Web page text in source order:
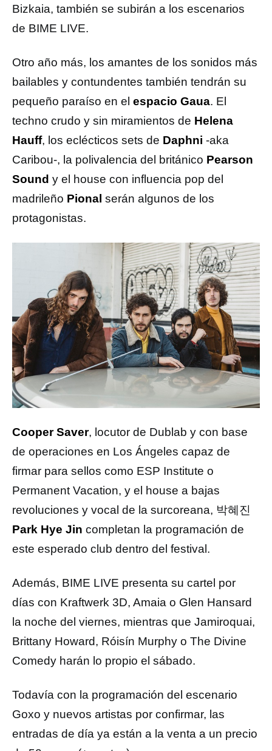
Bizkaia, también se subirán a los escenarios
de BIME LIVE.
Otro año más, los amantes de los sonidos más
bailables y contundentes también tendrán su
pequeño paraíso en el espacio Gaua. El
techno crudo y sin miramientos de Helena
Hauff, los eclécticos sets de Daphni -aka
Caribou-, la polivalencia del británico Pearson
Sound y el house con influencia pop del
madrileño Pional serán algunos de los
protagonistas.
Cooper Saver, locutor de Dublab y con base
de operaciones en Los Ángeles capaz de
firmar para sellos como ESP Institute o
Permanent Vacation, y el house a bajas
revoluciones y vocal de la surcoreana, 박혜진
Park Hye Jin completan la programación de
este esperado club dentro del festival.
Además, BIME LIVE presenta su cartel por
días con Kraftwerk 3D, Amaia o Glen Hansard
la noche del viernes, mientras que Jamiroquai,
Brittany Howard, Róisín Murphy o The Divine
Comedy harán lo propio el sábado.
Todavía con la programación del escenario
Goxo y nuevos artistas por confirmar, las
entradas de día ya están a la venta a un precio